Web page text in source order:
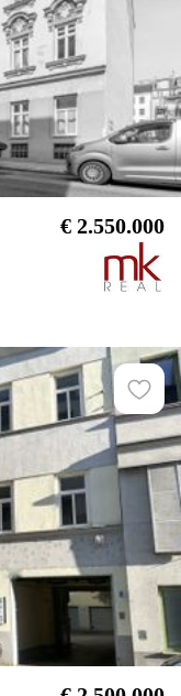
€ 2.550.000